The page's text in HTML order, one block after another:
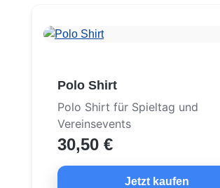
Polo Shirt
Polo Shirt für Spieltag und
Vereinsevents
30,50 €
Jetzt kaufen